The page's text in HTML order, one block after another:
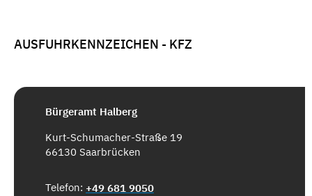
AUSFUHRKENNZEICHEN - KFZ
Bürgeramt Halberg
Kurt-Schumacher-Straße 19
66130 Saarbrücken
Telefon: +49 681 9050